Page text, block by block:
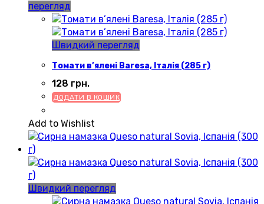
перегляд
Швидкий перегляд
Томати в’ялені Baresa, Італія (285 г)
128 грн.
ДОДАТИ В КОШИК
Add to Wishlist
Швидкий перегляд